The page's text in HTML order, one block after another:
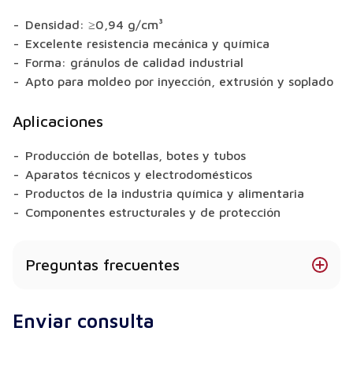
Densidad: ≥0,94 g/cm³
Excelente resistencia mecánica y química
Forma: gránulos de calidad industrial
Apto para moldeo por inyección, extrusión y soplado
Aplicaciones
Producción de botellas, botes y tubos
Aparatos técnicos y electrodomésticos
Productos de la industria química y alimentaria
Componentes estructurales y de protección
Preguntas frecuentes
Sí, existen variantes estabilizadas a los rayos UV.
Enviar consulta